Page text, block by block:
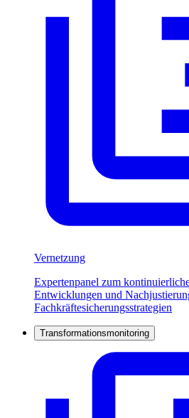
Vernetzung
Expertenpanel zum
Entwicklungen und
Fachkräftesicherungsstrategien
Transformationsmonitoring